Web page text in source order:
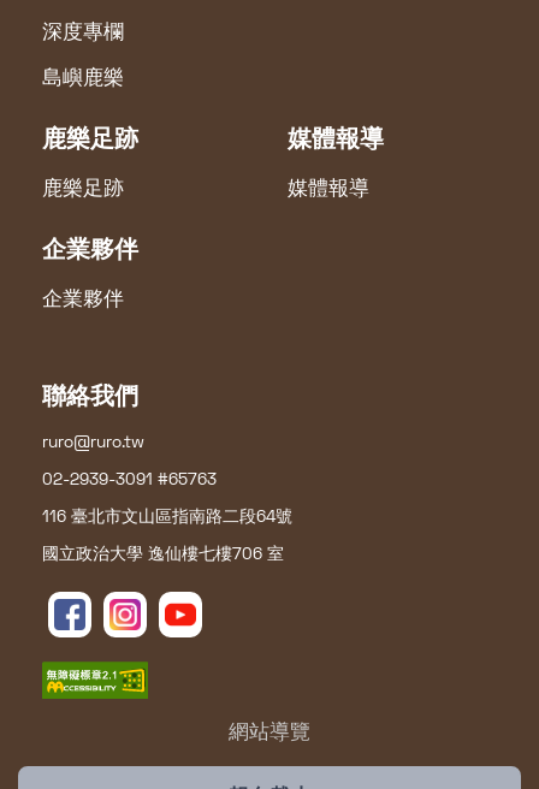
深度專欄
島嶼鹿樂
鹿樂足跡
鹿樂足跡
媒體報導
媒體報導
企業夥伴
企業夥伴
聯絡我們
ruro@ruro.tw
02-2939-3091 #65763
116 臺北市文山區指南路二段64號
國立政治大學 逸仙樓七樓706 室
網站導覽